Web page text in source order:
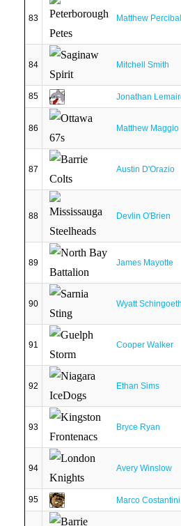
83 Matthew
84 Mitchell Smith
85 Jonathan
86 Matthew Maggio
87 Austin D'Orazio
88 Devlin O'Brien
89 James Mayotte
90 Wyatt
91 Cooper Walker
92 Ethan Sims
93 Bryce Ryan
94 Avery Winslow
95 Marco Costantini